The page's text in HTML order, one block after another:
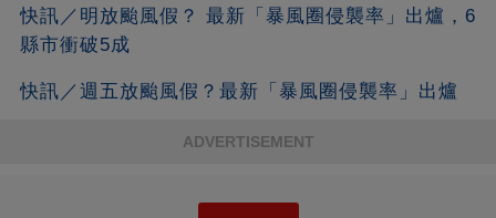
快訊／明放颱風假？ 最新「暴風圈侵襲率」出爐，6
縣市衝破5成
快訊／週五放颱風假？最新「暴風圈侵襲率」出爐
ADVERTISEMENT